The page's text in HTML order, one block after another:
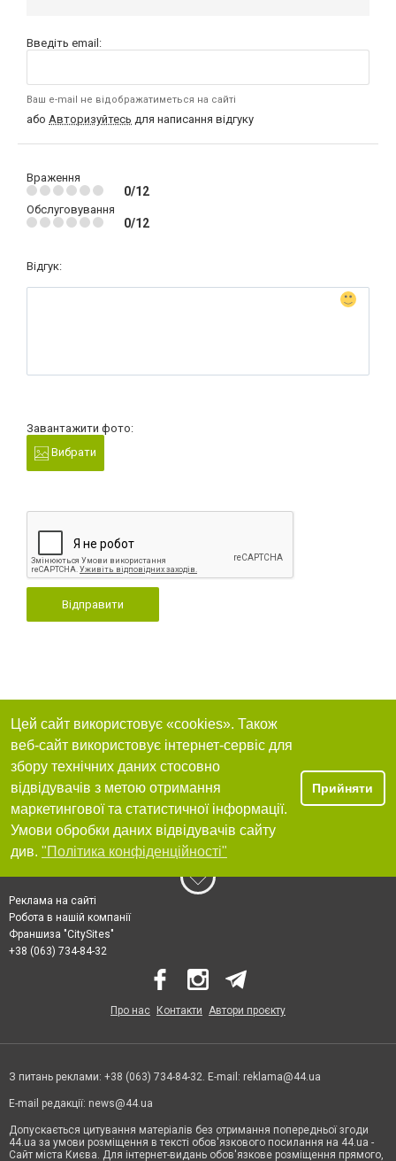
Введіть email:
Ваш e-mail не відображатиметься на сайті
або Авторизуйтесь для написання відгуку
Враження
0/12
Обслуговування
0/12
Відгук:
Завантажити фото:
Вибрати
Відправити
Цей сайт використовує «cookies». Також
веб-сайт використовує інтернет-сервіс для
збору технічних даних стосовно
відвідувачів з метою отримання
маркетингової та статистичної інформації.
Умови обробки даних відвідувачів сайту
див. "Політика конфіденційності"
Прийняти
Реклама на сайті
Робота в нашій компанії
Франшиза "CitySites"
+38 (063) 734-84-32
Про нас Контакти Автори проєкту
З питань реклами: +38 (063) 734-84-32. E-mail: reklama@44.ua
E-mail редакції: news@44.ua
Допускається цитування матеріалів без отримання попередньої згоди
44.ua за умови розміщення в тексті обов'язкового посилання на 44.ua -
Сайт міста Києва. Для інтернет-видань обов'язкове розміщення прямого,